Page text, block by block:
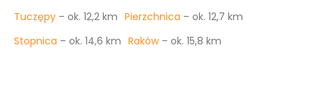
Tuczępy – ok. 12,2 km Pierzchnica – ok. 12,7 km
Stopnica – ok. 14,6 km Raków – ok. 15,8 km